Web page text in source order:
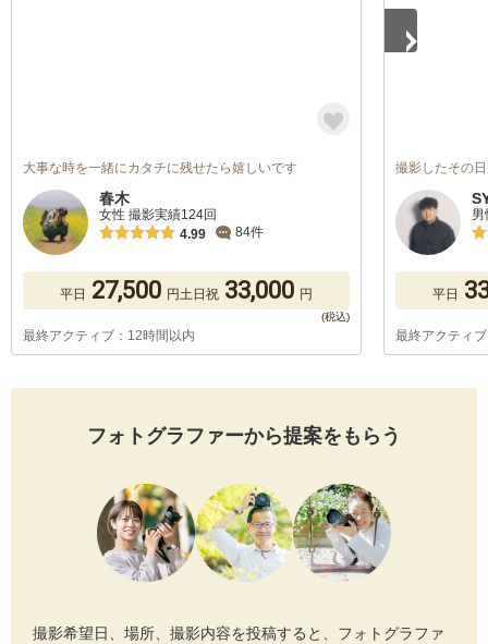
大事な時を一緒にカタチに残せたら嬉しいです
春木
女性 撮影実績124回
4.99
84件
平日 27,500 円土日祝 33,000 円
最終アクティブ：12時間以内
撮影したその
平日
最終アクティ
フォトグラファーから提案をもらう
撮影希望日、場所、撮影内容を投稿すると、フォトグラファ